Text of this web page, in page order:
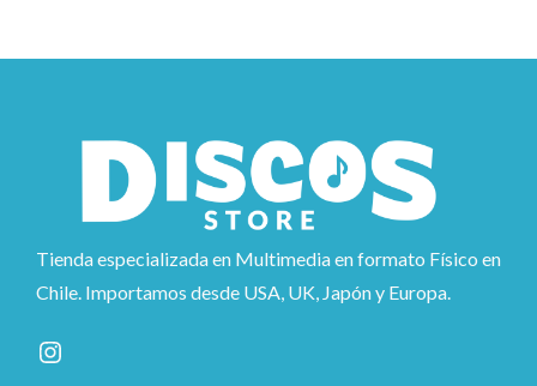
Tienda especializada en Multimedia en formato Físico en
Chile. Importamos desde USA, UK, Japón y Europa.